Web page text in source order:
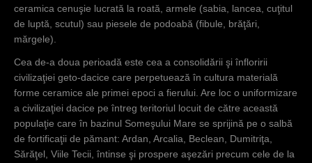
ceramica cenuşie lucrată la roată, armele (sabia, lancea, cuţitul
de luptă, scutul) sau piesele de podoabă (fibule, brăţări,
mărgele).
Cea de-a doua perioadă este cea a consolidării şi înfloririi
civilizaţiei geto-dacice care perpetuează în cultura materială
forme ceramice ale primei epoci a fierului. Are loc o uniformizare
a civilizaţiei dacice pe întreg teritoriul locuit de către această
populaţie care în bazinul Someşului Mare se sprijină pe o salbă
de fortificaţii de pămant: Ardan, Arcalia, Beclean, Dumitriţa,
Sărăţel, Viile Tecii, întinse şi prospere aşezări precum cele de la